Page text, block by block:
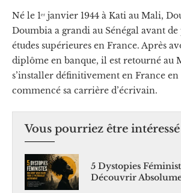
Né le 1ᵉʳ janvier 1944 à Kati au Mali,
Doumbia a grandi au Sénégal avant
études supérieures en France. Après
diplôme en banque, il est retourné au
s’installer définitivement en France en
commencé sa carrière d’écrivain.
Vous pourriez être
5 Dystopies
Découvrir